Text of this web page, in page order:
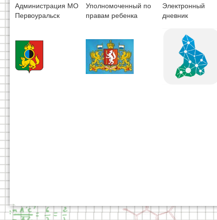
Администрация МО
Первоуральск
Уполномоченный по
правам ребенка
Электронный
дневник